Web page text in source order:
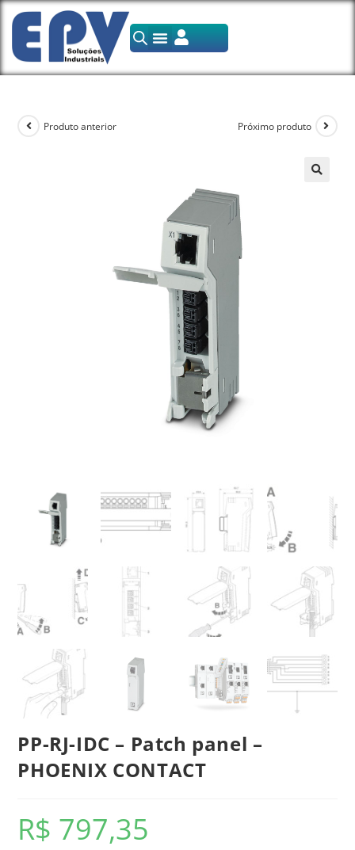
Produto anterior Próximo produto
PP-RJ-IDC – Patch panel –
PHOENIX CONTACT
R$ 797,35